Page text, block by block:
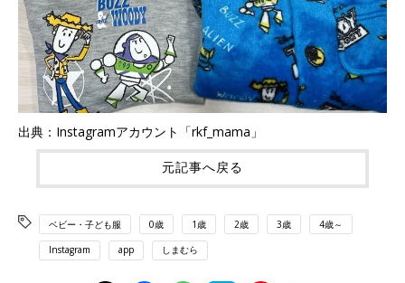
出典：Instagramアカウント「rkf_mama」
元記事へ戻る
ベビー・子ども服 0歳 1歳 2歳 3歳 4歳～
Instagram app しまむら